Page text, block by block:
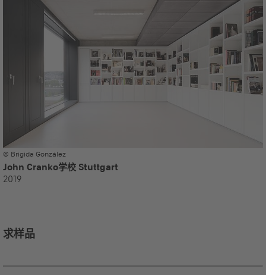
© Brigida González
John Cranko学校 Stuttgart
2019
求样品